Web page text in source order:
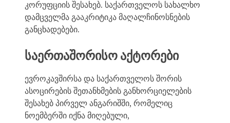
კორუფციის შესახებ. საქართველოს სახალხო
დამცველმა გააკრიტიკა მაღალჩინოსნების
განცხადებები.
საერთაშორისო აქტორები
ევროკავშირსა და საქართველოს შორის
ასოცირების შეთანხმების განხორციელების
შესახებ პირველ ანგარიშში, რომელიც
ნოემბერში იქნა მიღებული,